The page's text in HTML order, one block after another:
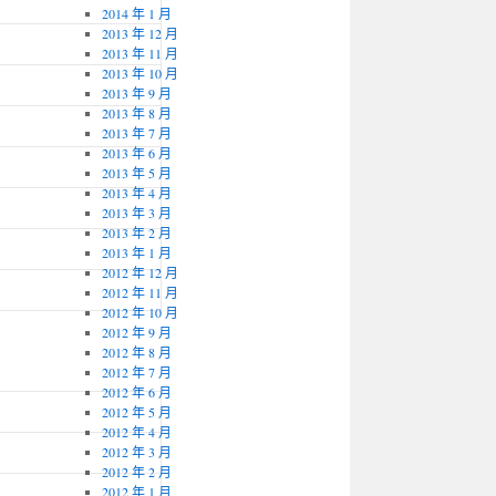
2014 年 1 月
2013 年 12 月
2013 年 11 月
2013 年 10 月
2013 年 9 月
2013 年 8 月
2013 年 7 月
2013 年 6 月
2013 年 5 月
2013 年 4 月
2013 年 3 月
2013 年 2 月
2013 年 1 月
2012 年 12 月
2012 年 11 月
2012 年 10 月
2012 年 9 月
2012 年 8 月
2012 年 7 月
2012 年 6 月
2012 年 5 月
2012 年 4 月
2012 年 3 月
2012 年 2 月
2012 年 1 月